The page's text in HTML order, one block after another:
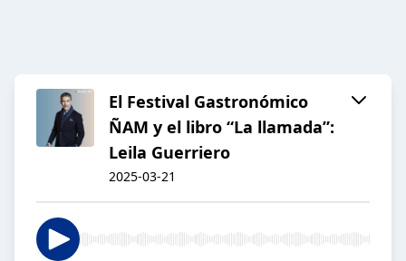
El Festival Gastronómico
ÑAM y el libro “La llamada”:
Leila Guerriero
2025-03-21